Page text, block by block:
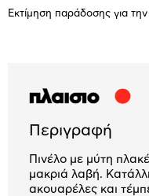
Εκτίμηση παράδοσης για
Περιγραφή
Πινέλο με μύτη
μακριά λαβή.
ακουαρέλες και